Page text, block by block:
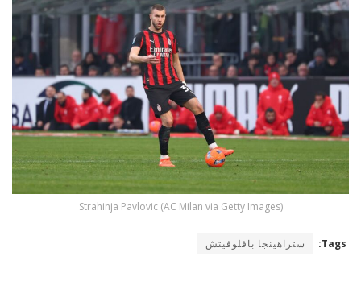
Strahinja Pavlovic (AC Milan via Getty Images)
Tags: ستراهينجا بافلوفيتش